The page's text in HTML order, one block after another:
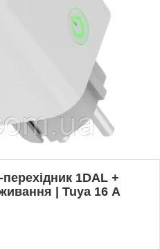
1DAL +
| Tuya 16 А